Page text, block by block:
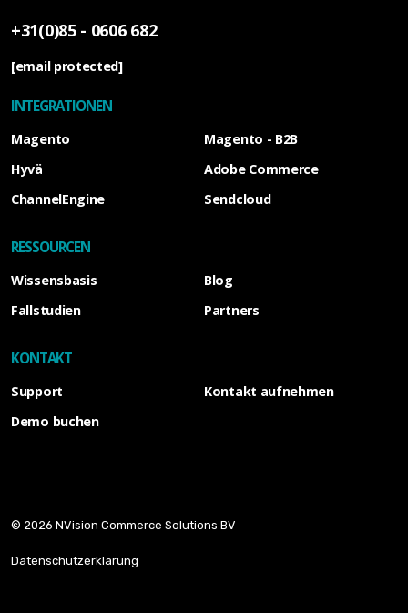
+31(0)85 - 0606 682
[email protected]
INTEGRATIONEN
Magento
Magento - B2B
Hyvä
Adobe Commerce
ChannelEngine
Sendcloud
RESSOURCEN
Wissensbasis
Blog
Fallstudien
Partners
KONTAKT
Support
Kontakt aufnehmen
Demo buchen
© 2026 NVision Commerce Solutions BV
Datenschutzerklärung